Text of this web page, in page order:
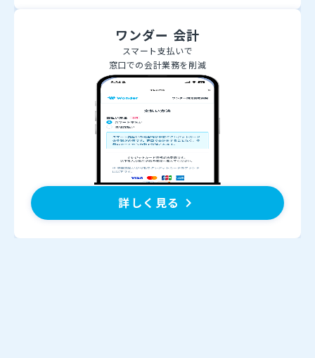
ワンダー 会計
スマート支払いで
窓口での会計業務を削減
詳しく見る keyboard_arrow_right